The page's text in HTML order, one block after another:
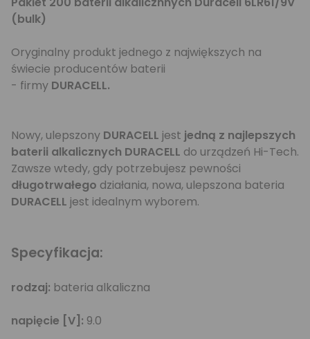
(bulk)
Oryginalny produkt jednego z największych na
świecie producentów baterii
- firmy DURACELL.
Nowy, ulepszony DURACELL jest jedną z najlepszych
baterii alkalicznych DURACELL do urządzeń Hi-Tech.
Zawsze wtedy, gdy potrzebujesz pewności
długotrwałego działania, nowa, ulepszona bateria
DURACELL jest idealnym wyborem.
Specyfikacja:
rodzaj: bateria alkaliczna
napięcie [V]: 9.0